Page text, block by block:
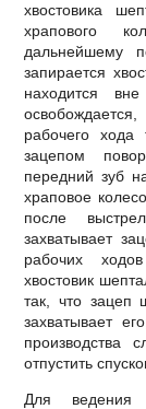
хвостовика
храпового
дальнейшему
запирается
находится
рабочего хода
зацепом
передний зуб
храповое
после
захватывает
рабочих
хвостовик
так, что зацеп
захватывает
производства
отпустить
Для ведения